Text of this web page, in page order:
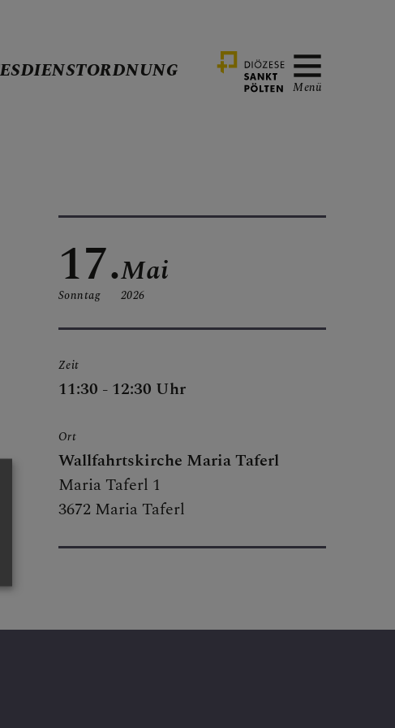
Menü
17.
Sonntag
Mai
2026
Zeit
11:30 - 12:30 Uhr
Ort
Wallfahrtskirche Maria Taferl
Maria Taferl 1
3672 Maria Taferl